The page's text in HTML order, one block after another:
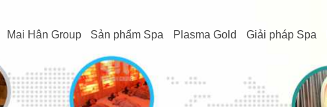
Mai Hân Group Sản phẩm Spa Plasma Gold Giải pháp Spa